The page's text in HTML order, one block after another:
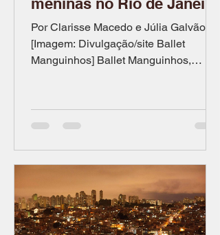
Por Clarisse Macedo e Júlia Galvão
[Imagem: Divulgação/site Ballet
Manguinhos] Ballet Manguinhos,